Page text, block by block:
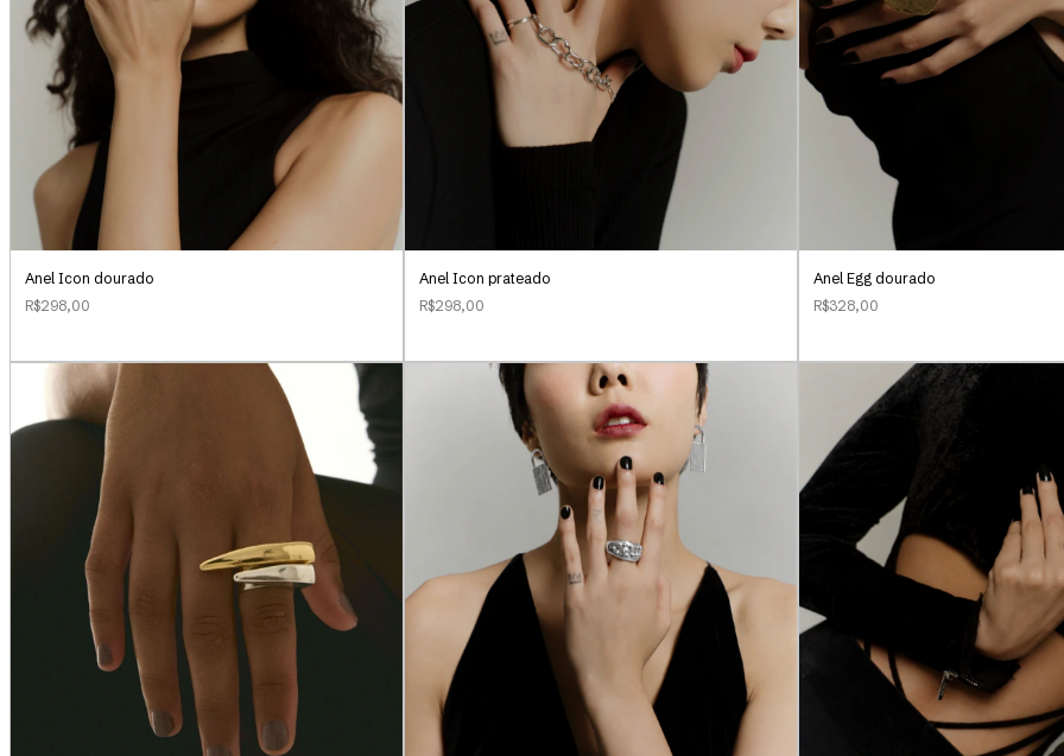
Anel Icon dourado
R$298,00
Anel Icon prateado
R$298,00
Anel Egg dourado
R$328,00